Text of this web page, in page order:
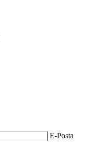
E-Posta